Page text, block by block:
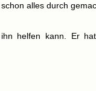
alles durch
helfen kann. Er